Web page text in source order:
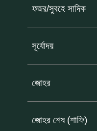
ফজর/সুবহে সাদিক
সূর্যোদয়
জোহর
জোহর শেষ (শাফি)